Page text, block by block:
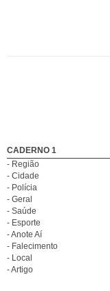
CADERNO 1
- Região
- Cidade
- Polícia
- Geral
- Saúde
- Esporte
- Anote Aí
- Falecimento
- Local
- Artigo